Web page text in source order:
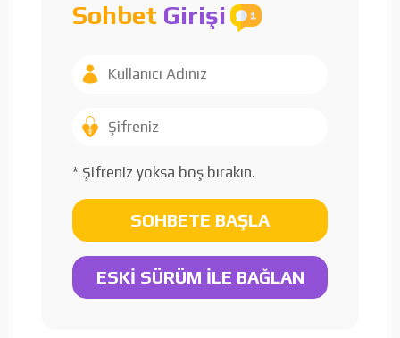
Sohbet Girişi
* Şifreniz yoksa boş bırakın.
SOHBETE BAŞLA
ESKİ SÜRÜM İLE BAĞLAN